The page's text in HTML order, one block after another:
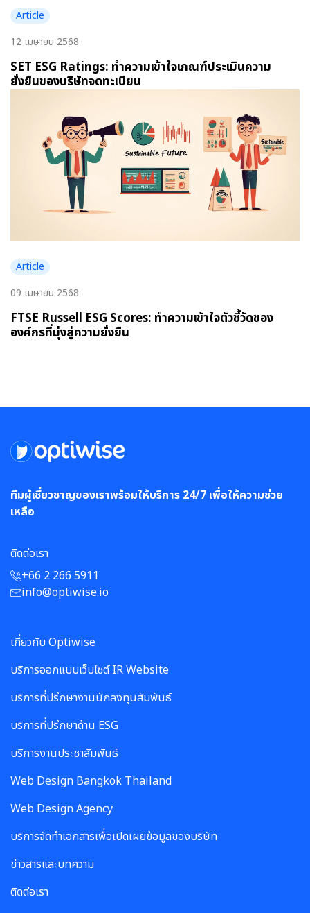
Article
12 เมษายน 2568
SET ESG Ratings: ทำความเข้าใจเกณฑ์ประเมินความ
ยั่งยืนของบริษัทจดทะเบียน
Article
09 เมษายน 2568
FTSE Russell ESG Scores: ทำความเข้าใจตัวชี้วัดของ
องค์กรที่มุ่งสู่ความยั่งยืน
ทีมผู้เชี่ยวชาญของเราพร้อมให้บริการ 24/7 เพื่อให้ความช่วย
เหลือ
ติดต่อเรา
+66 2 266 5911
info@optiwise.io
เกี่ยวกับ Optiwise
บริการออกแบบเว็บไซต์ IR Website
บริการที่ปรึกษางานนักลงทุนสัมพันธ์
บริการที่ปรึกษาด้าน ESG
บริการงานประชาสัมพันธ์
Web Design Bangkok Thailand
Web Design Agency
บริการจัดทำเอกสารเพื่อเปิดเผยข้อมูลของบริษัท
ข่าวสารและบทความ
ติดต่อเรา